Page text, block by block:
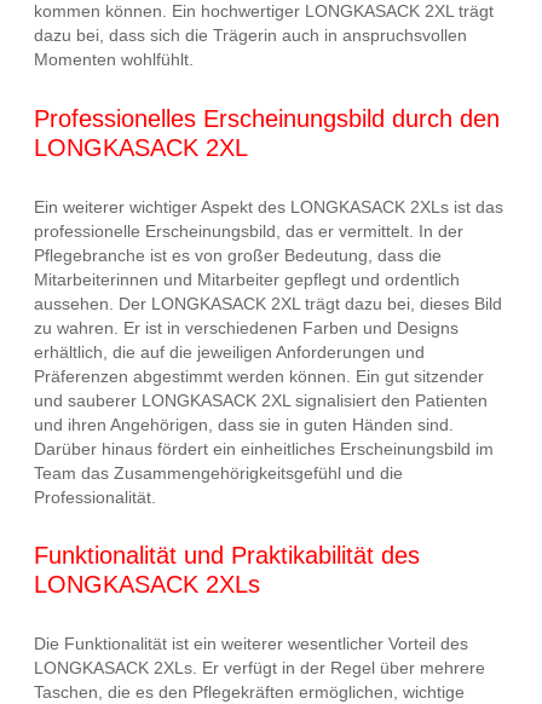
kommen können. Ein hochwertiger LONGKASACK 2XL trägt
dazu bei, dass sich die Trägerin auch in anspruchsvollen
Momenten wohlfühlt.
Professionelles Erscheinungsbild durch den
LONGKASACK 2XL
Ein weiterer wichtiger Aspekt des LONGKASACK 2XLs ist das
professionelle Erscheinungsbild, das er vermittelt. In der
Pflegebranche ist es von großer Bedeutung, dass die
Mitarbeiterinnen und Mitarbeiter gepflegt und ordentlich
aussehen. Der LONGKASACK 2XL trägt dazu bei, dieses Bild
zu wahren. Er ist in verschiedenen Farben und Designs
erhältlich, die auf die jeweiligen Anforderungen und
Präferenzen abgestimmt werden können. Ein gut sitzender
und sauberer LONGKASACK 2XL signalisiert den Patienten
und ihren Angehörigen, dass sie in guten Händen sind.
Darüber hinaus fördert ein einheitliches Erscheinungsbild im
Team das Zusammengehörigkeitsgefühl und die
Professionalität.
Funktionalität und Praktikabilität des
LONGKASACK 2XLs
Die Funktionalität ist ein weiterer wesentlicher Vorteil des
LONGKASACK 2XLs. Er verfügt in der Regel über mehrere
Taschen, die es den Pflegekräften ermöglichen, wichtige